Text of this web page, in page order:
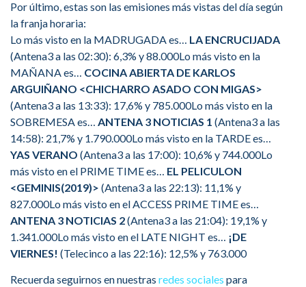
Por último, estas son las emisiones más vistas del día según
la franja horaria:
Lo más visto en la MADRUGADA es… LA ENCRUCIJADA
(Antena3 a las 02:30): 6,3% y 88.000Lo más visto en la
MAÑANA es… COCINA ABIERTA DE KARLOS
ARGUIÑANO <CHICHARRO ASADO CON MIGAS>
(Antena3 a las 13:33): 17,6% y 785.000Lo más visto en la
SOBREMESA es… ANTENA 3 NOTICIAS 1 (Antena3 a las
14:58): 21,7% y 1.790.000Lo más visto en la TARDE es…
YAS VERANO (Antena3 a las 17:00): 10,6% y 744.000Lo
más visto en el PRIME TIME es… EL PELICULON
<GEMINIS(2019)> (Antena3 a las 22:13): 11,1% y
827.000Lo más visto en el ACCESS PRIME TIME es…
ANTENA 3 NOTICIAS 2(Antena3 a las 21:04): 19,1% y
1.341.000Lo más visto en el LATE NIGHT es… ¡DE
VIERNES! (Telecinco a las 22:16): 12,5% y 763.000
Recuerda seguirnos en nuestras redes sociales para